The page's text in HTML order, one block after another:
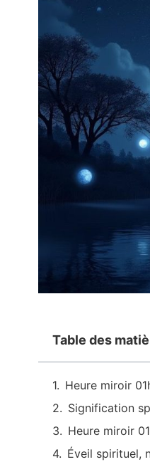
Table des
Heure miroir
Signification
Heure miroir
Éveil spirituel,